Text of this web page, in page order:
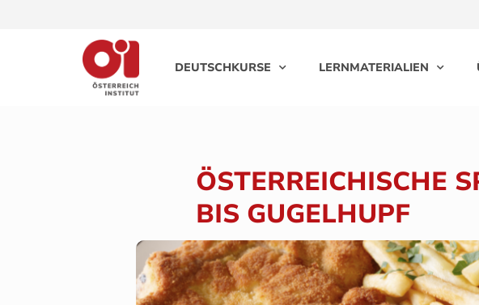
DEUTSCHKURSE LERNMATERIALIEN
ÖSTERREICHISCHE
BIS GUGELHUPF